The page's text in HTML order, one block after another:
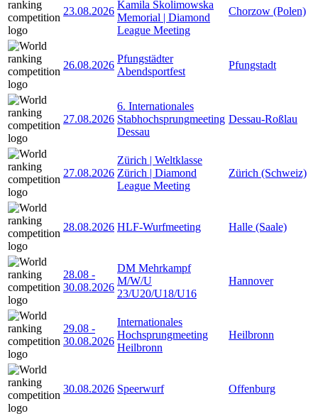
23.08.2026
Kamila Skolimowska
Memorial | Diamond
League Meeting
Chorzow (Polen)
26.08.2026
Pfungstädter
Abendsportfest
Pfungstadt
27.08.2026
6. Internationales
Stabhochsprungmeeting
Dessau
Dessau-Roßlau
27.08.2026
Zürich | Weltklasse
Zürich | Diamond
League Meeting
Zürich (Schweiz)
28.08.2026 HLF-Wurfmeeting Halle (Saale)
28.08 -
30.08.2026
DM Mehrkampf
M/W/U
23/U20/U18/U16
Hannover
29.08 -
30.08.2026
Internationales
Hochsprungmeeting
Heilbronn
Heilbronn
30.08.2026 Speerwurf Offenburg